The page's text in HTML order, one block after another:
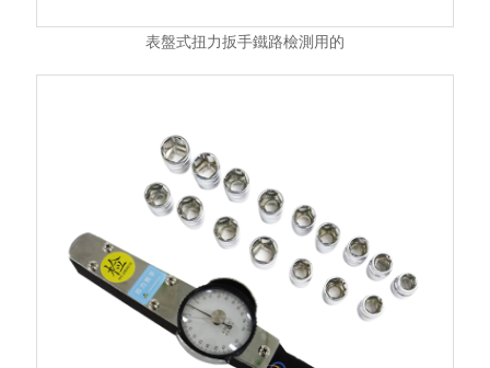
表盤式扭力扳手鐵路檢測用的